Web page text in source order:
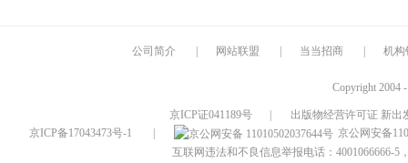
公司简介 网站联盟 当当招商 机构
Copyright 2004
京ICP证041189号
出版物经营许可证 新出
京ICP备17043473号-1
京公网安备
互联网违法和不良信息举报电话：4001066666-5